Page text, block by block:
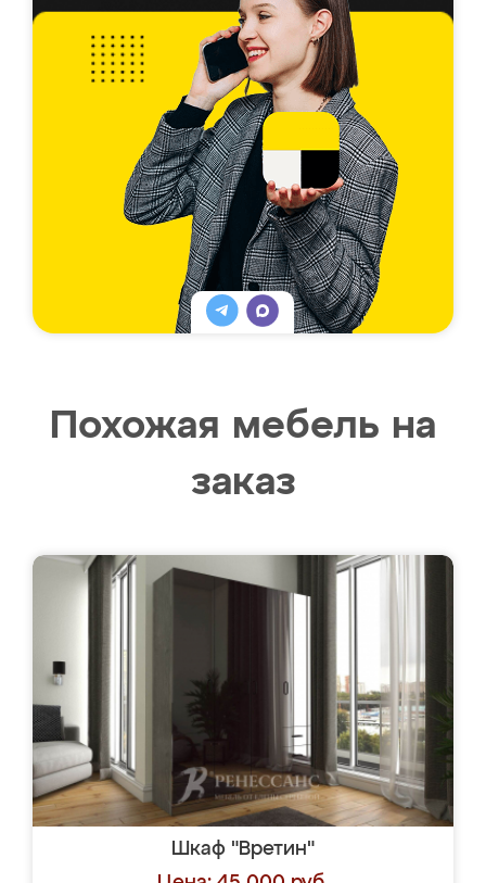
Похожая мебель на
заказ
Шкаф "Вретин"